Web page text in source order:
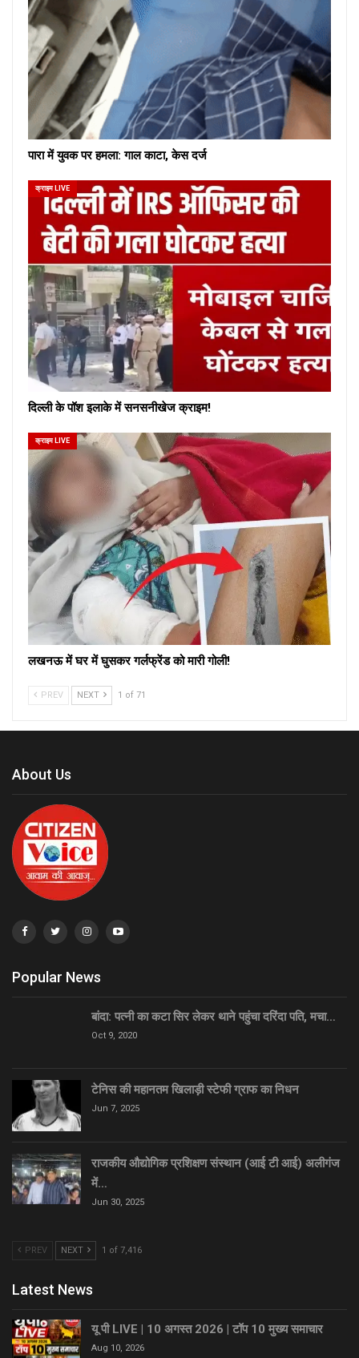
पारा में युवक पर हमला: गाल काटा, केस दर्ज
क्राइम LIVE
दिल्ली के पॉश इलाके में सनसनीखेज क्राइम!
क्राइम LIVE
लखनऊ में घर में घुसकर गर्लफ्रेंड को मारी गोली!
PREV NEXT 1 of 71
About Us
Popular News
बांदा: पत्नी का कटा सिर लेकर थाने पहुंचा दरिंदा पति, मचा…
Oct 9, 2020
टेनिस की महानतम खिलाड़ी स्टेफी ग्राफ का निधन
Jun 7, 2025
राजकीय औद्योगिक प्रशिक्षण संस्थान (आई टी आई) अलीगंज
में…
Jun 30, 2025
PREV NEXT 1 of 7,416
Latest News
यू पी LIVE | 10 अगस्त 2026 | टॉप 10 मुख्य समाचार
Aug 10, 2026